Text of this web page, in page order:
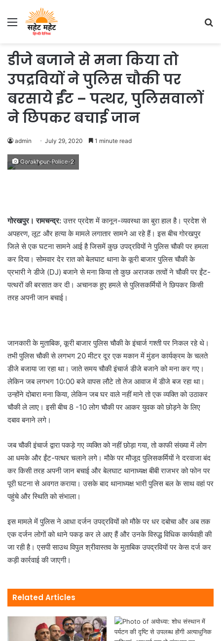
Menu
डीजे बजाने से मना किया तो
उपद्रवियों ने पुलिस चौकी पर
बरसाये ईंट – पत्थर, पुलिसवालों
ने छिपकर बचाई जान
admin July 29, 2020 1 minute read
Gorakhpur-Police-2
गोरखपुर। रामचन्द्र:उत्तर प्रदेश में कानून-व्यवस्था का बुरा हाल है। प्रदेश से
अपहरण, लूट और हत्या के मामले लगातार सामने आ रहे हैं। इस बीच गोरखपुर
जिले से एक घटना सामने आई है जिसमें कुछ उपद्रवियों ने पुलिस चौकी पर हमला
कर दिया। सोमवार देर रात को बेलघाट थाना के कूरी बाजार पुलिस चौकी के
प्रभारी ने डीजे (DJ) बजाने से मना किया तो कुछ अराजक तत्वों ने चौकी पर ईंट-
पत्थरों की बरसात कर दी। अचानक हुए हमले से पुलिसकर्मियों ने छिपकर किसी
तरह अपनी जान बचाई।
जानकारी के मुताबिक, कूरी बाजार पुलिस चौकी के इंचार्ज गश्ती पर निकल रहे थे।
तभी पुलिस चौकी से लगभग 20 मीटर दूर एक मकान में मुंडन कार्यक्रम के चलते
डीजे बजाया जा रहा था। जाते समय चौकी इंचार्ज डीजे बजाने को मना कर गए।
लेकिन जब लगभग 10:00 बजे वापस लौटे तो तेज आवाज में डीजे बज रहा था।
उन्होंने दोबारा मना किया, लेकिन जब घर वाले नहीं माने तो एक व्यक्ति को उठाकर
चौकी ले लाए। इसी बीच 8 -10 लोग चौकी पर आकर युवक को छोड़ने के लिए
दबाव बनाने लगे।
जब चौकी इंचार्ज द्वारा पकड़े गए व्यक्ति को नहीं छोड़ा गया, तो काफी संख्या में लोग
आ धमके और ईंट-पत्थर चलाने लगे। मौके पर मौजूद पुलिसकर्मियों ने दरवाजा बंद
कर किसी तरह अपनी जान बचाई और बेलघाट थानाध्यक्ष बीबी राजभर को फोन पर
पूरी घटना से अवगत कराया। उसके बाद थानाध्यक्ष भारी पुलिस बल के साथ वहां पर
पहुंचे और स्थिति को संभाला।
इस मामले में पुलिस ने आधा दर्जन उपद्रवियों को मौके पर धर दबोचा और अब तक
एक दर्जन लोगों को थाने पकड़ कर ले आए हैं और उनके विरुद्ध विधिक कार्यवाही की
जा रही है। एसपी साउथ विपुल श्रीवास्तव के मुताबिक उपद्रवियों पर केस दर्ज कर
कड़ी कार्रवाई की जाएगी।
Related Articles